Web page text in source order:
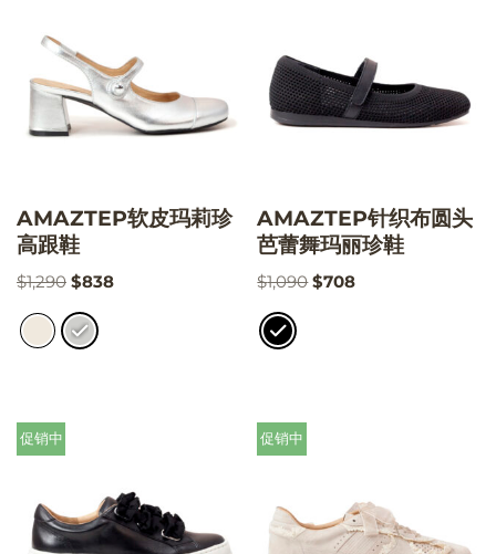
AMAZTEP软皮玛莉珍
高跟鞋
$1,290 $838
AMAZTEP针织布圆头
芭蕾舞玛丽珍鞋
$1,090 $708
促销中 促销中